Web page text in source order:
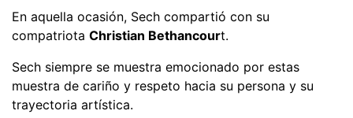
En aquella ocasión, Sech compartió con su
compatriota Christian Bethancourt.
Sech siempre se muestra emocionado por estas
muestra de cariño y respeto hacia su persona y su
trayectoria artística.